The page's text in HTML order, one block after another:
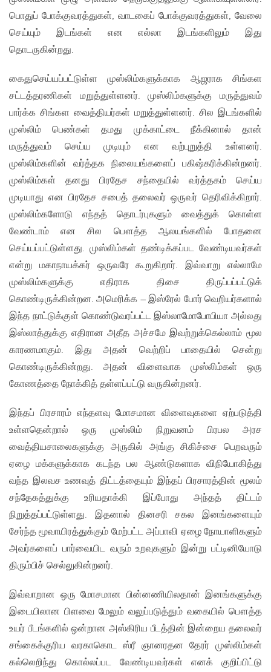
பொதுப் போக்குவரத்துகள், வாடகைப் போக்குவரத்துகள், வேலை
செய்யும் இடங்கள் என எல்லா இடங்களிலும் இது
தொடருகின்றது.
கைதுசெய்யப்பட்டுள்ள முஸ்லிம்களுக்காக ஆஜராக சிங்கள
சட்டத்தரணிகள் மறுத்துள்ளனர். முஸ்லிம்களுக்கு மருத்துவம்
பார்க்க சிங்கள வைத்தியர்கள் மறுத்துள்ளனர். சில இடங்களில்
முஸ்லிம் பெண்கள் தமது முக்காட்டை நீக்கினால் தான்
மருத்துவம் செய்ய முடியும் என வற்புறுத்தி உள்ளனர்.
முஸ்லிம்களின் வர்த்தக நிலையங்களைப் பகிஷ்கரிக்கின்றனர்.
முஸ்லிம்கள் தனது பிரதேச சந்தையில் வர்த்தகம் செய்ய
முடியாது என பிரதேச சபைத் தலைவர் ஒருவர் தெரிவிக்கிறார்.
முஸ்லிம்களோடு எந்தத் தொடர்புகளும் வைத்துக் கொள்ள
வேண்டாம் என சில பௌத்த ஆலயங்களில் போதனை
செய்யப்பட்டுள்ளது. முஸ்லிம்கள் தண்டிக்கப்பட வேண்டியவர்கள்
என்று மகாநாயக்கர் ஒருவரே கூறுகிறார். இவ்வாறு எல்லாமே
முஸ்லிம்களுக்கு எதிராக திசை திருப்பப்பட்டுக்
கொண்டிருக்கின்றன. அமெரிக்க – இஸ்ரேல் போர் வெறியர்களால்
இந்த நாட்டுக்குள் கொண்டுவரப்பட்ட இஸ்லாமோபோபியா அல்லது
இஸ்லாத்துக்கு எதிரான அதீத அச்சமே இவற்றுக்கெல்லாம் மூல
காரணமாகும். இது அதன் வெற்றிப் பாதையில் சென்று
கொண்டிருக்கின்றது. அதன் விளைவாக முஸ்லிம்கள் ஒரு
கோணத்தை நோக்கித் தள்ளப்பட்டு வருகின்றனர்.
இந்தப் பிரசாரம் எந்தளவு மோசமான விளைவுகளை ஏற்படுத்தி
உள்ளதென்றால் ஒரு முஸ்லிம் நிறுவனம் பிரபல அரச
வைத்தியசாலைகளுக்கு அருகில் அங்கு சிகிச்சை பெறவரும்
ஏழை மக்களுக்காக கடந்த பல ஆண்டுகளாக விநியோகித்து
வந்த இலவச உணவுத் திட்டத்தையும் இந்தப் பிரசாரத்தின் மூலம்
சந்தேகத்துக்கு உரியதாக்கி இப்போது அந்தத் திட்டம்
நிறுத்தப்பட்டுள்ளது. இதனால் தினசரி சகல இனங்களையும்
சேர்ந்த மூவாயிரத்துக்கும் மேற்பட்ட அப்பாவி ஏழை நோயாளிகளும்
அவர்களைப் பார்வையிட வரும் உறவுகளும் இன்று பட்டினியோடு
திரும்பிச் செல்லுகின்றனர்.
இவ்வாறான ஒரு மோசமான பின்னணியில​தான் இனங்களுக்கு
இடையிலான பிளவை மேலும் வலுப்படுத்தும் வகையில் பௌத்த
உயர் பீடங்களில் ஒன்றான அஸ்கிரிய பீடத்தின் இன்றைய தலைவர்
சங்கைக்குரிய வரகாகொட ஸ்ரீ ஞானரதன தேரர் முஸ்லிம்கள்
கல்லெறிந்து கொல்லப்பட வேண்டியவர்கள் எனக் குறிப்பிட்டு